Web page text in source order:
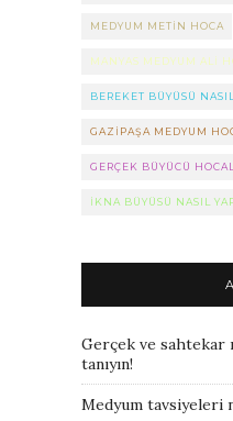
MEDYUM METIN HOCA
MANYAS MEDYUM ALI
BEREKET BÜYÜSÜ
GAZIPAŞA MEDYUM
GERÇEK BÜYÜCÜ
IKNA BÜYÜSÜ NASIL
Gerçek ve sahtekar
tanıyın!
Medyum tavsiyeleri